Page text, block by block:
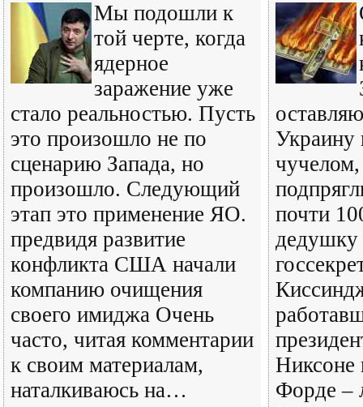
Мы подошли к
той черте, когда
ядерное
заражение уже
стало реальностью. Пусть
это произошло не по
сценарию Запада, но
произошло. Следующий
этап это применение ЯО.
предвидя развитие
конфликта США начали
компанию очищения
своего имиджа Очень
часто, читая комментарии
к своим материалам,
наталкиваюсь на…
почти
дедушку
Никсоне
Форде –